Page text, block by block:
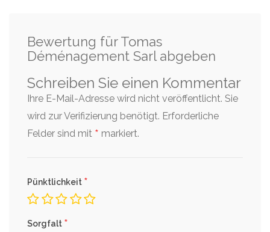
Bewertung für Tomas
Déménagement Sarl abgeben
Schreiben Sie einen Kommentar
Ihre E-Mail-Adresse wird nicht veröffentlicht. Sie
wird zur Verifizierung benötigt. Erforderliche
Felder sind mit * markiert.
Pünktlichkeit *
Sorgfalt *